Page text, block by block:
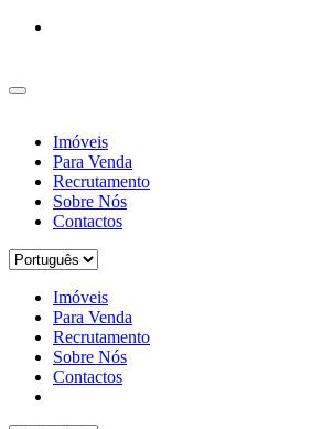
Imóveis
Para Venda
Recrutamento
Sobre Nós
Contactos
Imóveis
Para Venda
Recrutamento
Sobre Nós
Contactos